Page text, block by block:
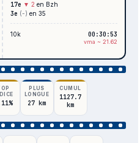
17e ▼ 2 en Bzh
3e (-) en 35
10k 00:30:53
vma ~ 21.62
PLUS
LONGUE
27 km
CUMUL
1127.7
km